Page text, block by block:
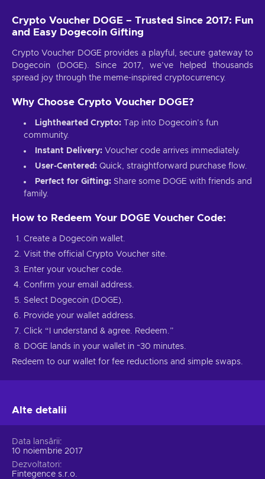
Crypto Voucher DOGE – Trusted Since 2017: Fun
and Easy Dogecoin Gifting
Crypto Voucher DOGE provides a playful, secure gateway to
Dogecoin (DOGE). Since 2017, we’ve helped thousands
spread joy through the meme-inspired cryptocurrency.
Why Choose Crypto Voucher DOGE?
Lighthearted Crypto: Tap into Dogecoin’s fun
community.
Instant Delivery: Voucher code arrives immediately.
User-Centered: Quick, straightforward purchase flow.
Perfect for Gifting: Share some DOGE with friends and
family.
How to Redeem Your DOGE Voucher Code:
Create a Dogecoin wallet.
Visit the official Crypto Voucher site.
Enter your voucher code.
Confirm your email address.
Select Dogecoin (DOGE).
Provide your wallet address.
Click “I understand & agree. Redeem.”
DOGE lands in your wallet in ~30 minutes.
Redeem to our wallet for fee reductions and simple swaps.
Alte detalii
Data lansării
10 noiembrie 2017
Dezvoltatori
Fintegence s.r.o.